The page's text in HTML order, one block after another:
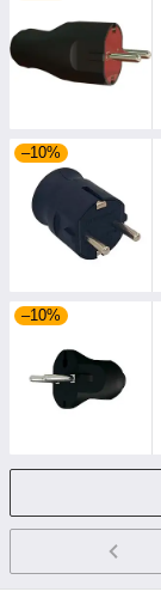
–10%
–10%